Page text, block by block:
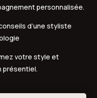
personnalisée.
d’une styliste
votre style et
présentiel.